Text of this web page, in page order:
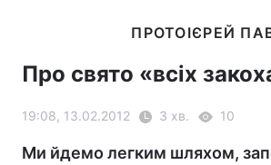
Про свято «всіх
19:08, 13.02.2012 3 хв. 10
Ми йдемо легким шляхом,